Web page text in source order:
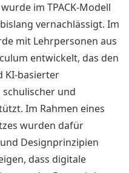
im TPACK-Modell
vernachlässigt. Im
mit Lehrpersonen aus
entwickelt, das den
KI-basierter
und
Im Rahmen eines
wurden dafür
Designprinzipien
dass digitale